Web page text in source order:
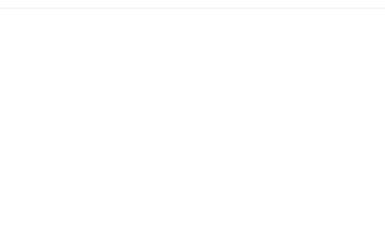
sites to DIY projects
space for tools